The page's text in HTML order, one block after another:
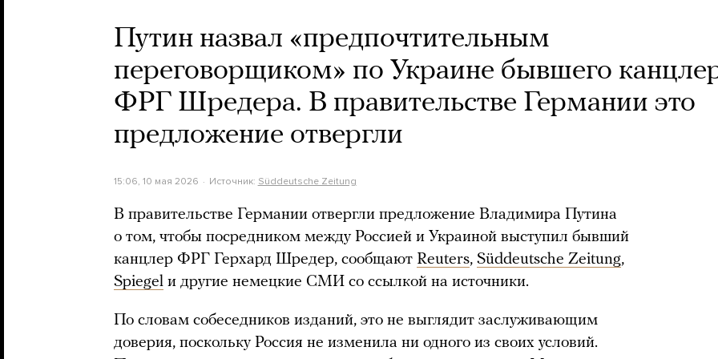
Путин назвал «предпочтительным
переговорщиком» по Украине бывшего
ФРГ Шредера. В правительстве Германии это
предложение отвергли
15:06, 10 мая 2026 Источник: Süddeutsche Zeitung
В правительстве Германии отвергли предложение Владимира Путина
о том, чтобы посредником между Россией и Украиной выступил бывший
канцлер ФРГ Герхард Шредер, сообщают Reuters, Süddeutsche Zeitung,
Spiegel и другие немецкие СМИ со ссылкой на источники.
По словам собеседников изданий, это не выглядит заслуживающим
доверия, поскольку Россия не изменила ни одного из своих условий.